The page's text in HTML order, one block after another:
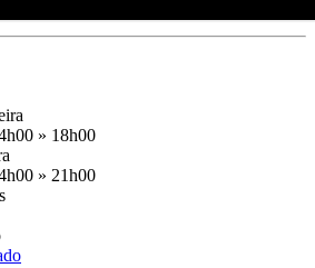
» 18h00
» 21h00